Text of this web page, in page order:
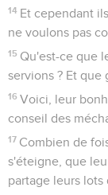
14 Et cependant
ne voulons pas
15 Qu'est-ce que
servions ? Et que
16 Voici, leur
conseil des
17 Combien de
s'éteigne, que
partage leurs lots